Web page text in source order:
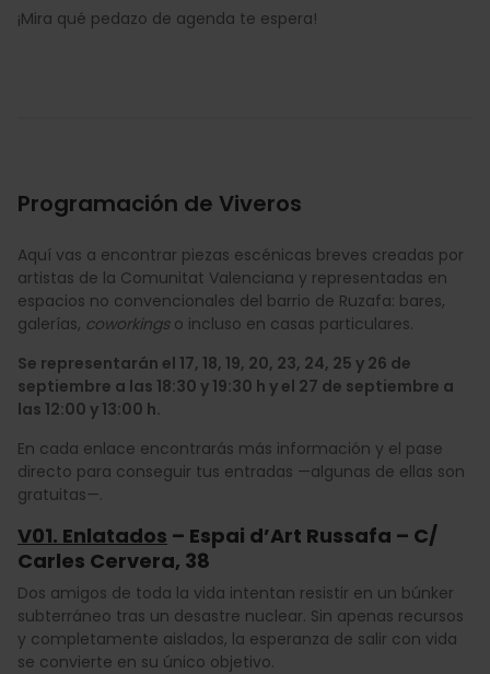
¡Mira qué pedazo de agenda te espera!
Programación de Viveros
Aquí vas a encontrar piezas escénicas breves creadas por
artistas de la Comunitat Valenciana y representadas en
espacios no convencionales del barrio de Ruzafa: bares,
galerías, coworkingso incluso en casas particulares.
Se representarán el 17, 18, 19, 20, 23, 24, 25 y 26 de
septiembre a las 18:30 y 19:30 h y el 27 de septiembre a
las 12:00 y 13:00 h.
En cada enlace encontrarás más información y el pase
directo para conseguir tus entradas —algunas de ellas son
gratuitas—.
V01. Enlatados – Espai d’Art Russafa – C/
Carles Cervera, 38
Dos amigos de toda la vida intentan resistir en un búnker
subterráneo tras un desastre nuclear. Sin apenas recursos
y completamente aislados, la esperanza de salir con vida
se convierte en su único objetivo.